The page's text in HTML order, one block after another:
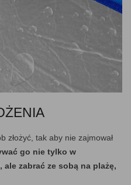
złożyć, tak aby nie zajmował
go nie tylko w
zabrać ze sobą na plażę,